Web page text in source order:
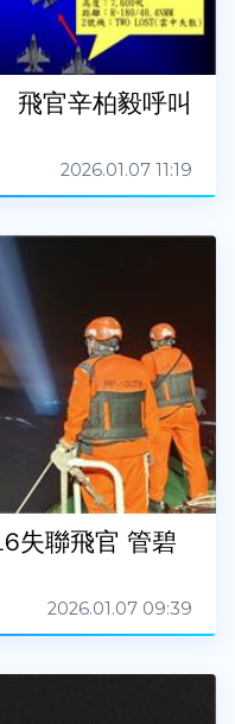
飛官辛柏毅呼叫
2026.01.07 11:19
失聯飛官 管碧
2026.01.07 09:39